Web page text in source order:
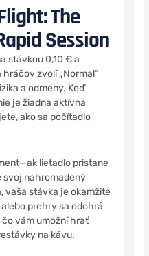
The
Session
stávkou 0,10 € a
zvolí „Normal“
a odmeny. Keď
je žiadna aktívna
ako sa počítadlo
lietadlo pristane
svoj nahromadený
vaša stávka je okamžite
prehry sa odohrá
vám umožní hrať
na kávu.